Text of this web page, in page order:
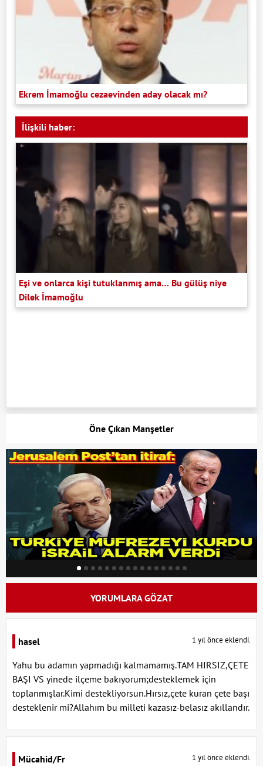
Ekrem İmamoğlu cezaevinden aday olacak mı?
İlişkili haber:
Eşi ve onlarca kişi tutuklanmış ama… Bu gülüş niye
Dilek İmamoğlu
Öne Çıkan Manşetler
YORUMLARA GÖZAT
hasel 1 yıl önce eklendi.
Yahu bu adamın yapmadığı kalmamamış.TAM HIRSIZ,ÇETE
BAŞI VS yinede ilçeme bakıyorum;desteklemek için
toplanmışlar.Kimi destekliyorsun.Hırsız,çete kuran çete başı
desteklenir mi?Allahım bu milleti kazasız-belasız akıllandır.
Mücahid/Fr 1 yıl önce eklendi.